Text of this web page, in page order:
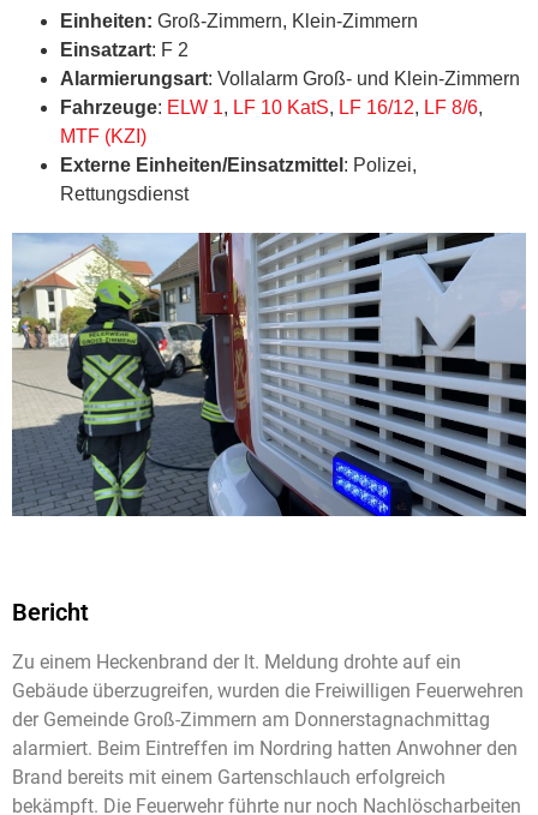
Einheiten: Groß-Zimmern, Klein-Zimmern
Einsatzart: F 2
Alarmierungsart: Vollalarm Groß- und Klein-Zimmern
Fahrzeuge: ELW 1, LF 10 KatS, LF 16/12, LF 8/6,
MTF (KZI)
Externe Einheiten/Einsatzmittel : Polizei,
Rettungsdienst
Bericht
Zu einem Heckenbrand der lt. Meldung drohte auf ein
Gebäude überzugreifen, wurden die Freiwilligen Feuerwehren
der Gemeinde Groß-Zimmern am Donnerstagnachmittag
alarmiert. Beim Eintreffen im Nordring hatten Anwohner den
Brand bereits mit einem Gartenschlauch erfolgreich
bekämpft. Die Feuerwehr führte nur noch Nachlöscharbeiten